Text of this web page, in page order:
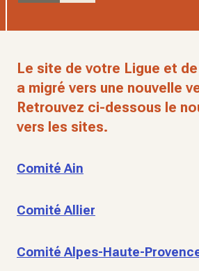
Le site de votre Ligue et
a migré vers une nouvelle
Retrouvez ci-dessous le
vers les sites.
Comité Ain
Comité Allier
Comité Alpes-Haute-